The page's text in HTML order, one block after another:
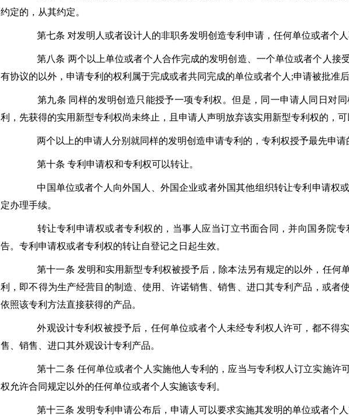
约定的，从其约定。
第七条 对发明人或者设计人的非职务发明创造专利申请，任何单位或者个人
第八条 两个以上单位或者个人合作完成的发明创造、一个单位或者个人接
有协议的以外，申请专利的权利属于完成或者共同完成的单位或者个人;申请被批准
第九条 同样的发明创造只能授予一项专利权。但是，同一申请人同日对同
利，先获得的实用新型专利权尚未终止，且申请人声明放弃该实用新型专利权的，可
两个以上的申请人分别就同样的发明创造申请专利的，专利权授予最先申请
第十条 专利申请权和专利权可以转让。
中国单位或者个人向外国人、外国企业或者外国其他组织转让专利申请权
定办理手续。
转让专利申请权或者专利权的，当事人应当订立书面合同，并向国务院专
告。专利申请权或者专利权的转让自登记之日起生效。
第十一条 发明和实用新型专利权被授予后，除本法另有规定的以外，任何
利，即不得为生产经营目的制造、使用、许诺销售、销售、进口其专利产品，或者
依照该专利方法直接获得的产品。
外观设计专利权被授予后，任何单位或者个人未经专利权人许可，都不得
售、销售、进口其外观设计专利产品。
第十二条 任何单位或者个人实施他人专利的，应当与专利权人订立实施许
权允许合同规定以外的任何单位或者个人实施该专利。
第十三条 发明专利申请公布后，申请人可以要求实施其发明的单位或者个人